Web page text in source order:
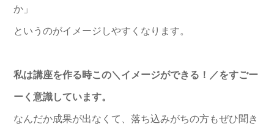
か」
というのがイメージしやすくなります。
私は講座を作る時この＼イメージができる！／をすごー
ーく意識しています。
なんだか成果が出なくて、落ち込みがちの方もぜひ聞き